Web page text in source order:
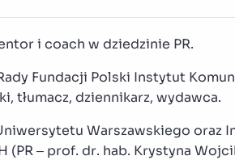
i coach w dziedzinie PR.
Fundacji Polski Instytut
tłumacz, dziennikarz, wydawca.
Warszawskiego oraz
– prof. dr. hab. Krystyna